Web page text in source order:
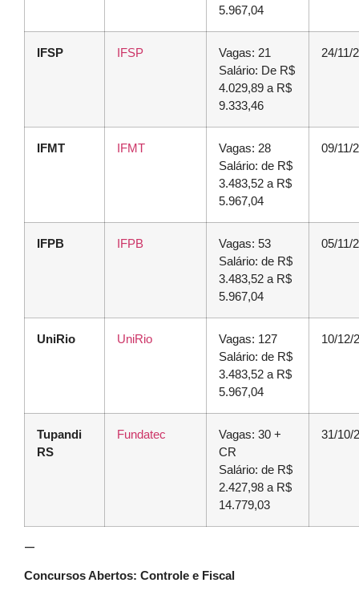
5.967,04
IFSP IFSP
Vagas: 21
Salário: De R$
4.029,89 a R$
9.333,46
24/11/
IFMT IFMT
Vagas: 28
Salário: de R$
3.483,52 a R$
5.967,04
09/11/
IFPB IFPB
Vagas: 53
Salário: de R$
3.483,52 a R$
5.967,04
05/11/
UniRio UniRio
Vagas: 127
Salário: de R$
3.483,52 a R$
5.967,04
10/12/
Tupandi
RS
Fundatec
Vagas: 30 +
CR
Salário: de R$
2.427,98 a R$
14.779,03
31/10/
—
Concursos Abertos: Controle e Fiscal